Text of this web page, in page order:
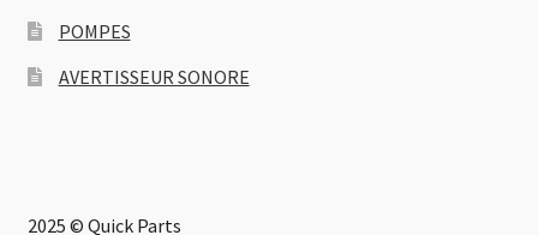
POMPES
AVERTISSEUR SONORE
2025 © Quick Parts